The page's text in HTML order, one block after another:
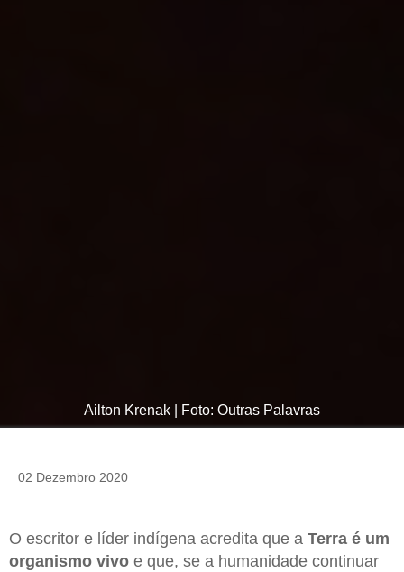
Ailton Krenak | Foto: Outras Palavras
02 Dezembro 2020
O escritor e líder indígena acredita que a Terra é um
organismo vivo e que, se a humanidade continuar